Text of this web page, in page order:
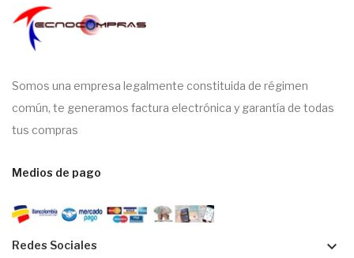
Somos una empresa legalmente constituida de régimen
común, te generamos factura electrónica y garantía de todas
tus compras
Medios de pago
Redes Sociales keyboard_arrow_down